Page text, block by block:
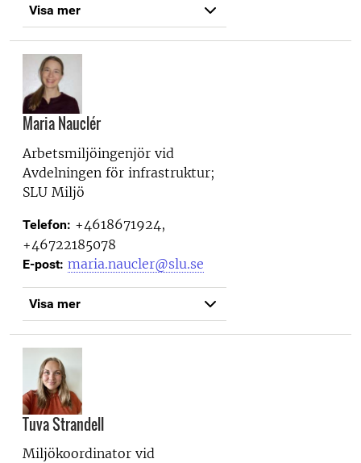
Visa mer
Maria Nauclér
Arbetsmiljöingenjör vid
Avdelningen för infrastruktur;
SLU Miljö
Telefon: +4618671924,
+46722185078
E-post: maria.naucler@slu.se
Visa mer
Tuva Strandell
Miljökoordinator vid